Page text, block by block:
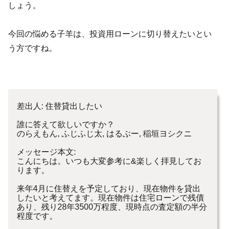
しょう。
今回の悩める子羊は、投資用ローンに切り替えたいとい
う方ですね。
差出人: 住替貸出したい
誰に答えて欲しいですか？
のらえもん, ふじふじ太, はるぶー, 稲垣ヨシクニ
メッセージ本文:
こんにちは。いつも大変参考に&楽しく拝見してお
ります。
来年4月に住替えを予定しており、現在物件を貸出
したいと考えてます。現在物件は住宅ローンで残債
あり、残り28年3500万程度、現時点の査定額の半分
程度です。